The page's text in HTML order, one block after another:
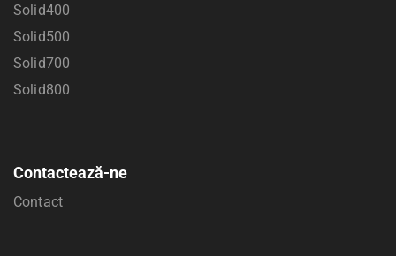
Solid400
Solid500
Solid700
Solid800
Contactează-ne
Contact